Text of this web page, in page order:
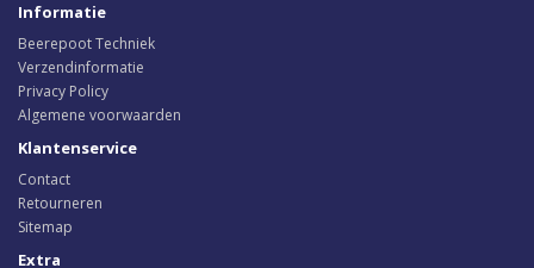
Informatie
Beerepoot Techniek
Verzendinformatie
Privacy Policy
Algemene voorwaarden
Klantenservice
Contact
Retourneren
Sitemap
Extra